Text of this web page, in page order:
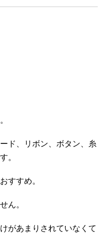
ド、リボン、ボタン、糸
。
すすめ。
ん。
があまりされていなくて